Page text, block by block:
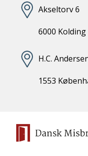
Akseltorv 6
6000 Kolding
H.C.
1553